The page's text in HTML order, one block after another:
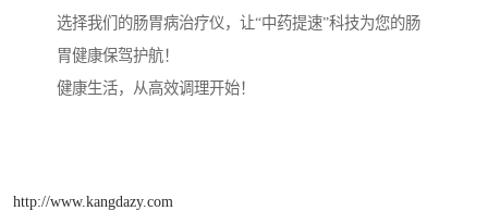
选择我们的肠胃病治疗仪，让“中药提速”科技为您的肠
胃健康保驾护航！
健康生活，从高效调理开始！
http://www.kangdazy.com